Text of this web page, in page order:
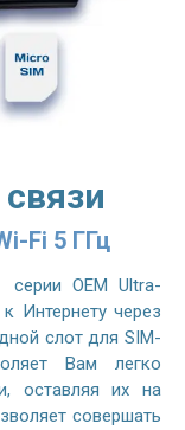
Fi 5 ГГц
серии OEM Ultra-
Интернету через
слот для SIM-
Вам легко
оставляя их на
совершать